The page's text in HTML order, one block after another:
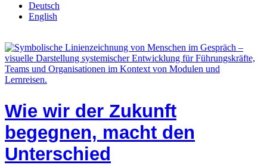
Deutsch
English
Wie wir der Zukunft
begegnen, macht den
Unterschied